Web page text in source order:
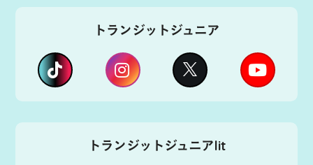
トランジットジュニア
トランジットジュニアlit